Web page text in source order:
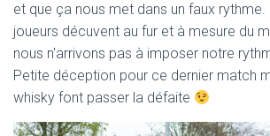
et que ça nous met dans un faux rythme.
joueurs décuvent au fur et à mesure du
nous n'arrivons pas à imposer notre
Petite déception pour ce dernier match
whisky font passer la défaite